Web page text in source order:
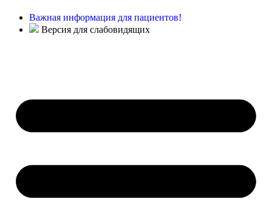
Важная информация для пациентов!
Версия для слабовидящих